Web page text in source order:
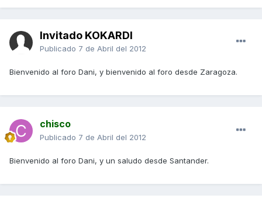
Invitado KOKARDI
Publicado 7 de Abril del 2012
Bienvenido al foro Dani, y bienvenido al foro desde Zaragoza.
chisco
Publicado 7 de Abril del 2012
Bienvenido al foro Dani, y un saludo desde Santander.